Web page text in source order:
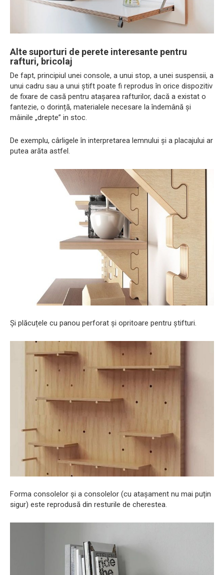
Alte suporturi de perete interesante pentru
rafturi, bricolaj
De fapt, principiul unei console, a unui stop, a unei suspensii, a
unui cadru sau a unui știft poate fi reprodus în orice dispozitiv
de fixare de casă pentru atașarea rafturilor, dacă a existat o
fantezie, o dorință, materialele necesare la îndemână și
mâinile „drepte” in stoc.
De exemplu, cârligele în interpretarea lemnului și a placajului ar
putea arăta astfel.
Și plăcuțele cu panou perforat și opritoare pentru știfturi.
Forma consolelor și a consolelor (cu atașament nu mai puțin
sigur) este reprodusă din resturile de cherestea.